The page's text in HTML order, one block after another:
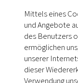
Mittels eines
und Angebote
des Benutzers
ermöglichen
unserer
dieser
Verwendung